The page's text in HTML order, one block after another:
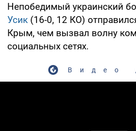
Непобедимый украинский
Усик (16-0, 12 КО)
Крым, чем вызвал волну
социальных сетях.
Видео